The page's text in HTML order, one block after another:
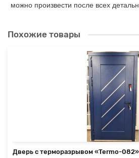
можно произвести после всех
Похожие товары
Дверь с терморазрывом «Termo-082»